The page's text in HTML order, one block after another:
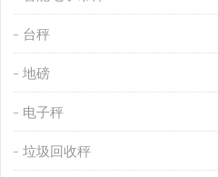
台秤
地磅
电子秤
垃圾回收秤